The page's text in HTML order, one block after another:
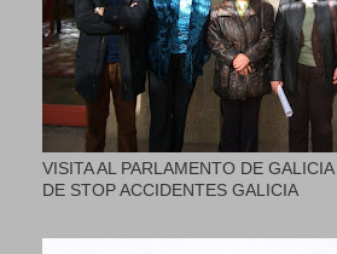
VISITA AL PARLAMENTO DE
DE STOP ACCIDENTES GALICIA